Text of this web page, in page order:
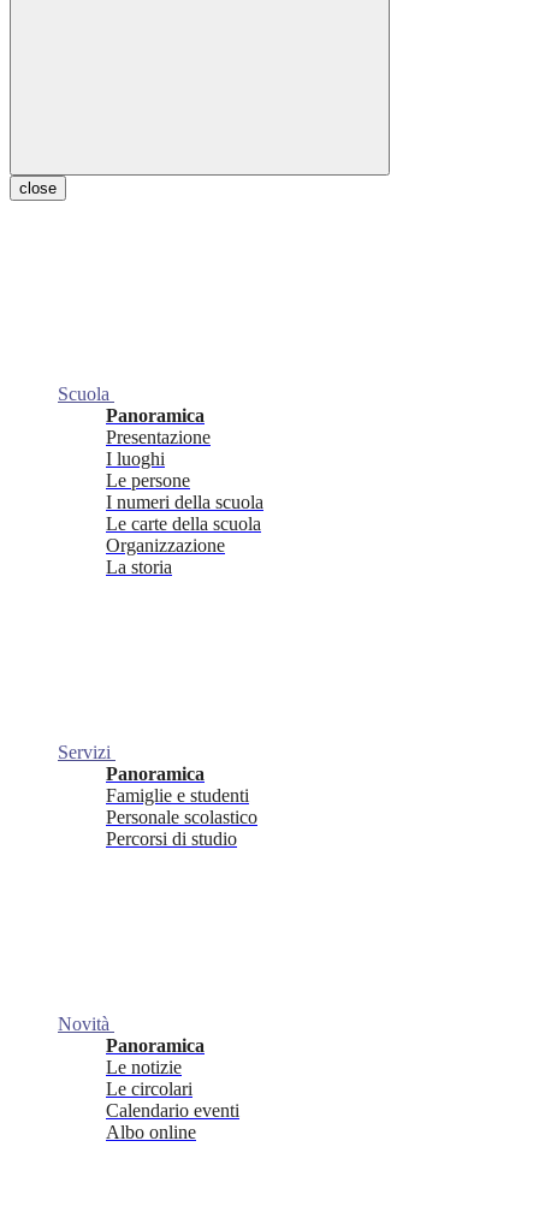
close
Scuola
Panoramica
Presentazione
I luoghi
Le persone
I numeri della scuola
Le carte della scuola
Organizzazione
La storia
Servizi
Panoramica
Famiglie e studenti
Personale scolastico
Percorsi di studio
Novità
Panoramica
Le notizie
Le circolari
Calendario eventi
Albo online